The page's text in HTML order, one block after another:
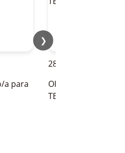
❯
28-05-2026
OFERTAS DE EMPLEO
TEMPORADA DE